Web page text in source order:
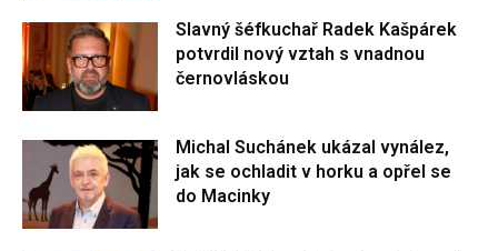
Slavný šéfkuchař Radek Kašpárek
potvrdil nový vztah s vnadnou
černovláskou
Michal Suchánek ukázal vynález,
jak se ochladit v horku a opřel se
do Macinky